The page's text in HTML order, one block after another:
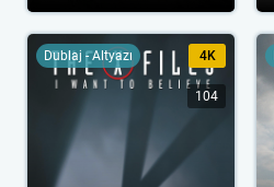
Dublaj - Altyazı 4K
104